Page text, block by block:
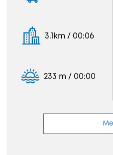
3.1km / 00:06
233 m / 00:00